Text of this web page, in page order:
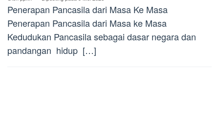
Penerapan Pancasila dari Masa Ke Masa
Penerapan Pancasila dari Masa ke Masa
Kedudukan Pancasila sebagai dasar negara dan
pandangan hidup […]